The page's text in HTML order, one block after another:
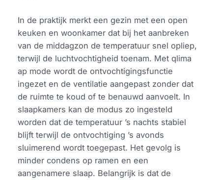
In de praktijk merkt een gezin met een open
keuken en woonkamer dat bij het aanbreken
van de middagzon de temperatuur snel opliep,
terwijl de luchtvochtigheid toenam. Met qlima
ap mode wordt de ontvochtigingsfunctie
ingezet en de ventilatie aangepast zonder dat
de ruimte te koud of te benauwd aanvoelt. In
slaapkamers kan de modus zo ingesteld
worden dat de temperatuur ’s nachts stabiel
blijft terwijl de ontvochtiging ’s avonds
sluimerend wordt toegepast. Het gevolg is
minder condens op ramen en een
aangenamere slaap. Belangrijk is dat de